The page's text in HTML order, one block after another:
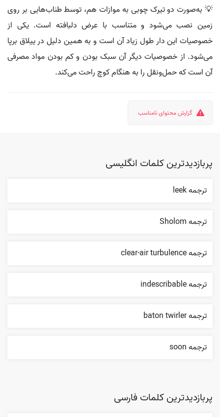
💡 به‌صورت دو تیرک چوبی به موازات هم، توسط طناب‌هایی بر روی
زمین نصب می‌شود و متناسب با عرض دلبافته است. یکی از
خصوصیات این دار طول زیاد آن است و به همین دلیل در ییلاق برپا
می‌شود. از خصوصیات دیگر آن سبک بودن و کم بودن مواد مصرفی
آن است که حمل‌ونقل را به هنگام کوچ راحت می‌کند.
گزارش محتوای نامناسب
پربازدیدترین کلمات انگلیسی
ترجمه leek
ترجمه Sholom
ترجمه clear-air turbulence
ترجمه indescribable
ترجمه baton twirler
ترجمه soon
پربازدیدترین کلمات فارسی